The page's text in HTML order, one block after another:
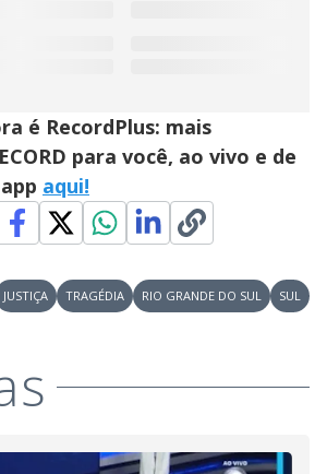
é RecordPlus: mais
para você, ao vivo e de
aqui!
JUSTIÇA TRAGÉDIA RIO GRANDE DO SUL SUL